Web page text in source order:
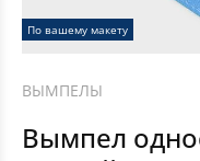
По вашему макету
ВЫМПЕЛЫ
Вымпел